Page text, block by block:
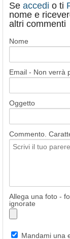
Se accedi o ti
nome e
altri commenti
Nome
Email - Non verrà
Oggetto
Commento.
Allega una foto -
ignorate
Mandami una